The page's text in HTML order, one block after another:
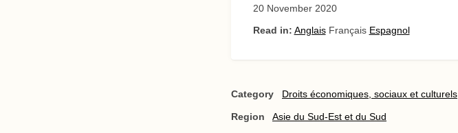
20 November 2020
Read in: Anglais Français Espagnol
Category Droits économiques, sociaux et culturels
Region Asie du Sud-Est et du Sud